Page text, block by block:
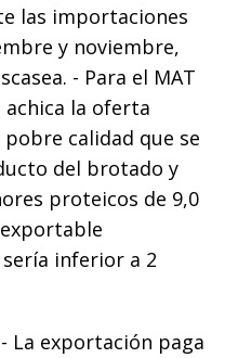
las importaciones
y noviembre,
- Para el MAT
achica la oferta
calidad que se
del brotado y
proteicos de 9,0
inferior a 2
- La exportación paga